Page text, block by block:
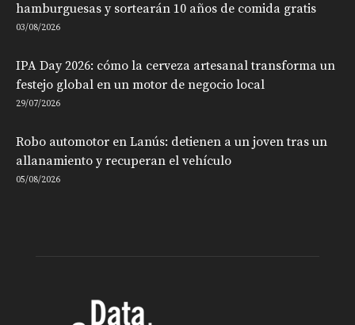
hamburguesas y sortearán 10 años de comida gratis
03/08/2026
IPA Day 2026: cómo la cerveza artesanal transforma un
festejo global en un motor de negocio local
29/07/2026
Robo automotor en Lanús: detienen a un joven tras un
allanamiento y recuperan el vehículo
05/08/2026